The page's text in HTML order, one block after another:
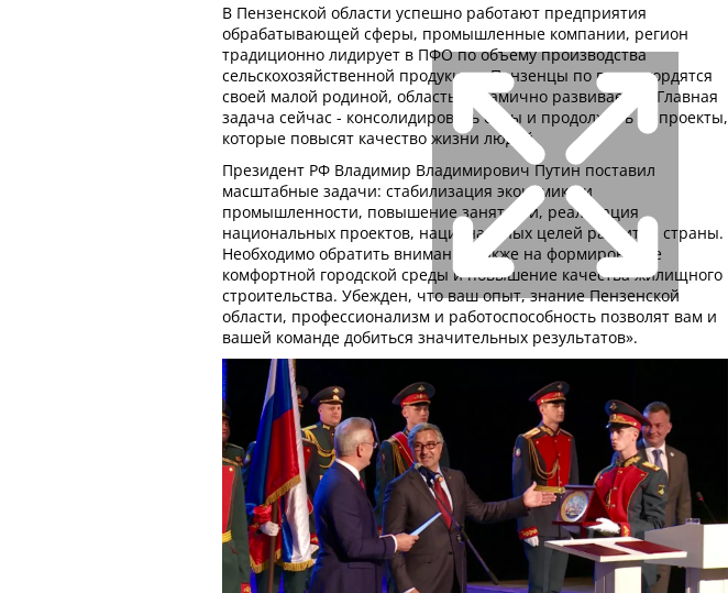
В Пензенской области успешно работают предприятия
обрабатывающей сферы, промышленные компании, регион
традиционно лидирует в ПФО по объему производства
сельскохозяйственной продукции. Пензенцы по праву гордятся
своей малой родиной, область динамично развивается. Главная
задача сейчас - консолидировать силы и продолжить те проекты,
которые повысят качество жизни людей.
Президент РФ Владимир Владимирович Путин поставил
масштабные задачи: стабилизация экономики и
промышленности, повышение занятости, реализация
национальных проектов, национальных целей развития страны.
Необходимо обратить внимание также на формирование
комфортной городской среды и повышение качества жилищного
строительства. Убежден, что ваш опыт, знание Пензенской
области, профессионализм и работоспособность позволят вам и
вашей команде добиться значительных результатов».